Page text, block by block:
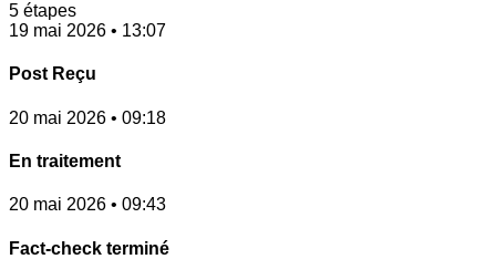
5 étapes
19 mai 2026 • 13:07
Post Reçu
20 mai 2026 • 09:18
En traitement
20 mai 2026 • 09:43
Fact-check terminé